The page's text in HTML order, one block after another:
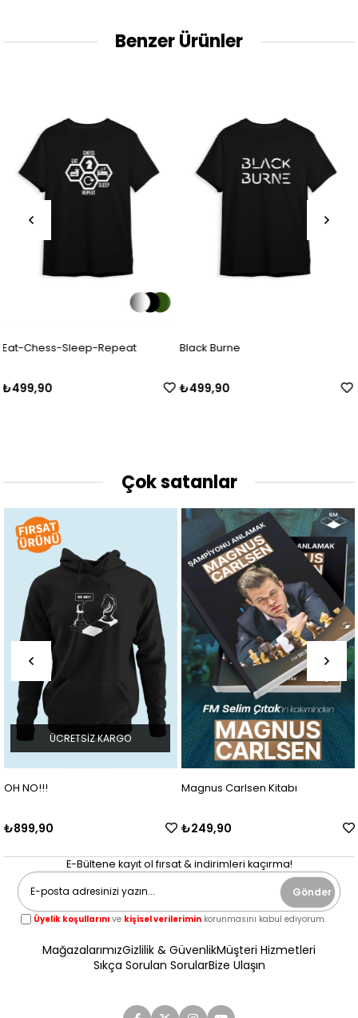
Benzer Ürünler
Black Burne
₺499,90
Queen's Gambit
₺499,90
Çok satanlar
OH NO!!!
₺899,90
ÜCRETSIZ KARGO
Magnus Carlsen Kitabı
₺249,90
E-Bültene kayıt ol fırsat & indirimleri kaçırma!
Gönder
Üyelik koşullarını ve kişisel verilerimin korunmasını kabul ediyorum.
MağazalarımızGizlilik & GüvenlikMüşteri Hizmetleri
Sıkça Sorulan SorularBize Ulaşın